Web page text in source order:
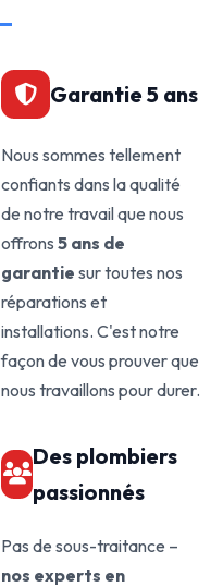
Garantie 5 ans
Nous sommes tellement
confiants dans la qualité
de notre travail que nous
offrons 5 ans de
garantie sur toutes nos
réparations et
installations. C'est notre
façon de vous prouver que
nous travaillons pour durer.
Des plombiers
passionnés
Pas de sous-traitance –
nos experts en